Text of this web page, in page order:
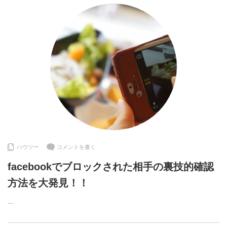
ハウツー コメントを書く
facebookでブロックされた相手の裏技的確認
方法を大発見！！
…